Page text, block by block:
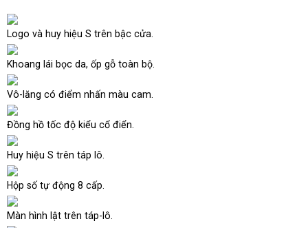
Logo và huy hiệu S trên bậc cửa.
Khoang lái bọc da, ốp gỗ toàn bộ.
Vô-lăng có điểm nhấn màu cam.
Đồng hồ tốc độ kiểu cổ điển.
Huy hiệu S trên táp lô.
Hộp số tự động 8 cấp.
Màn hình lật trên táp-lô.